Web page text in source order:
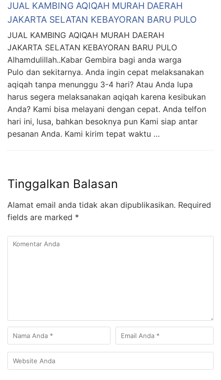
JUAL KAMBING AQIQAH MURAH DAERAH
JAKARTA SELATAN KEBAYORAN BARU PULO
JUAL KAMBING AQIQAH MURAH DAERAH
JAKARTA SELATAN KEBAYORAN BARU PULO
Alhamdulillah..Kabar Gembira bagi anda warga
Pulo dan sekitarnya. Anda ingin cepat melaksanakan
aqiqah tanpa menunggu 3-4 hari? Atau Anda lupa
harus segera melaksanakan aqiqah karena kesibukan
Anda? Kami bisa melayani dengan cepat. Anda telfon
hari ini, lusa, bahkan besoknya pun Kami siap antar
pesanan Anda. Kami kirim tepat waktu …
Tinggalkan Balasan
Alamat email anda tidak akan dipublikasikan. Required
fields are marked *